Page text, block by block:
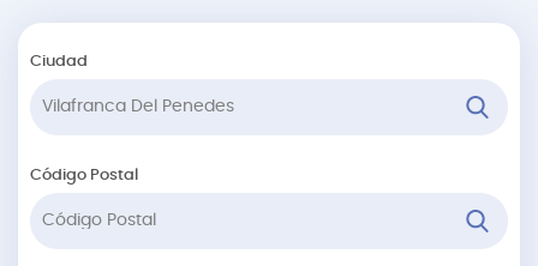
Ciudad
Código Postal